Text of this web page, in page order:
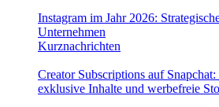
Instagram im Jahr 2026:
Unternehmen
Kurznachrichten
Creator Subscriptions auf
exklusive Inhalte und werbefreie